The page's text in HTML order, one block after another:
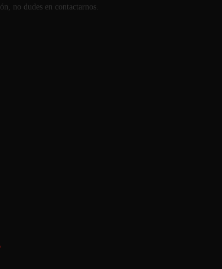
no dudes en contactarnos.